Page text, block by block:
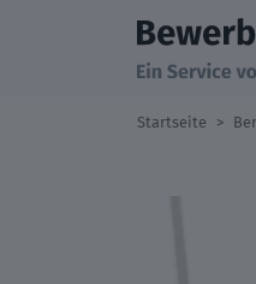
Startseite